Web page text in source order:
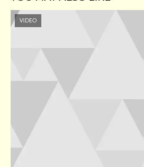
VIDEO